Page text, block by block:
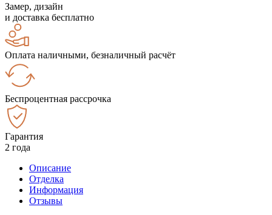
Замер, дизайн
и доставка бесплатно
Оплата наличными, безналичный расчёт
Беспроцентная рассрочка
Гарантия
2 года
Описание
Отделка
Информация
Отзывы